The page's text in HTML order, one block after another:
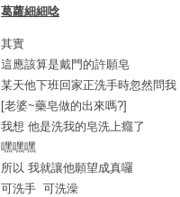
葛蘿細細唸
其實
這應該算是戴門的許願皂
某天他下班回家正洗手時忽然問我
[老婆~藥皂做的出來嗎?]
我想 他是洗我的皂洗上癮了
嘿嘿嘿
所以 我就讓他願望成真囉
可洗手 可洗澡